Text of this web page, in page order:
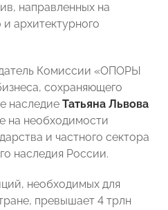
направленных на
архитектурного
Комиссии «ОПОРЫ
сохраняющего
наследие Татьяна Львова
на необходимости
и частного сектора
наследия России.
необходимых для
превышает 4 трлн